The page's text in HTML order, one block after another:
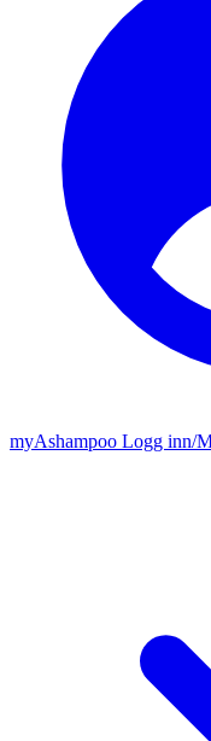
myAshampoo Logg inn/